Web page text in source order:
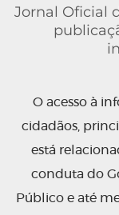
Jornal Oficial
O acesso à
cidadãos,
está
conduta do
Público e até